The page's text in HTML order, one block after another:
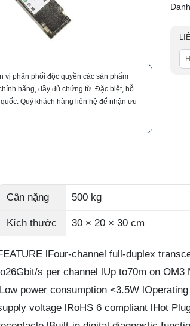
vị phân phối độc quyền các sản phẩm
hãng, đầy đủ chứng từ. Đặc biệt, hỗ
Quý khách hàng liên hệ để nhận ưu
Cân nặng 500 kg
Kích thước 30 × 20 × 30 cm
lFour-channel full-duplex
s per channel lUp to70m on
lLow power consumption <3.5W
voltage lRoHS 6 compliant lHot